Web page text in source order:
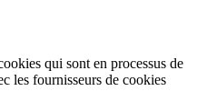
qui sont en processus de
les fournisseurs de cookies